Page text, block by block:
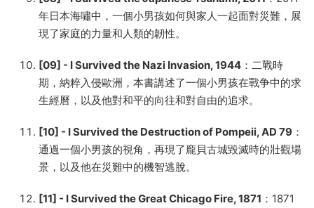
年日本海嘯中，一個小男孩如何與家人一起面對災難，展
現了家庭的力量和人類的韌性。
[09] - I Survived the Nazi Invasion, 1944 ：二戰時
期，納粹入侵歐洲，本書講述了一個小男孩在戰争中的求
生經曆，以及他對和平的向往和對自由的追求。
[10] - I Survived the Destruction of Pompeii, AD 79 ：
通過一個小男孩的視角，再現了龐貝古城毀滅時的壯觀場
景，以及他在災難中的機智逃脫。
[11] - I Survived the Great Chicago Fire, 1871 ：1871